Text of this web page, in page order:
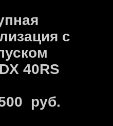
с
40RS
руб.